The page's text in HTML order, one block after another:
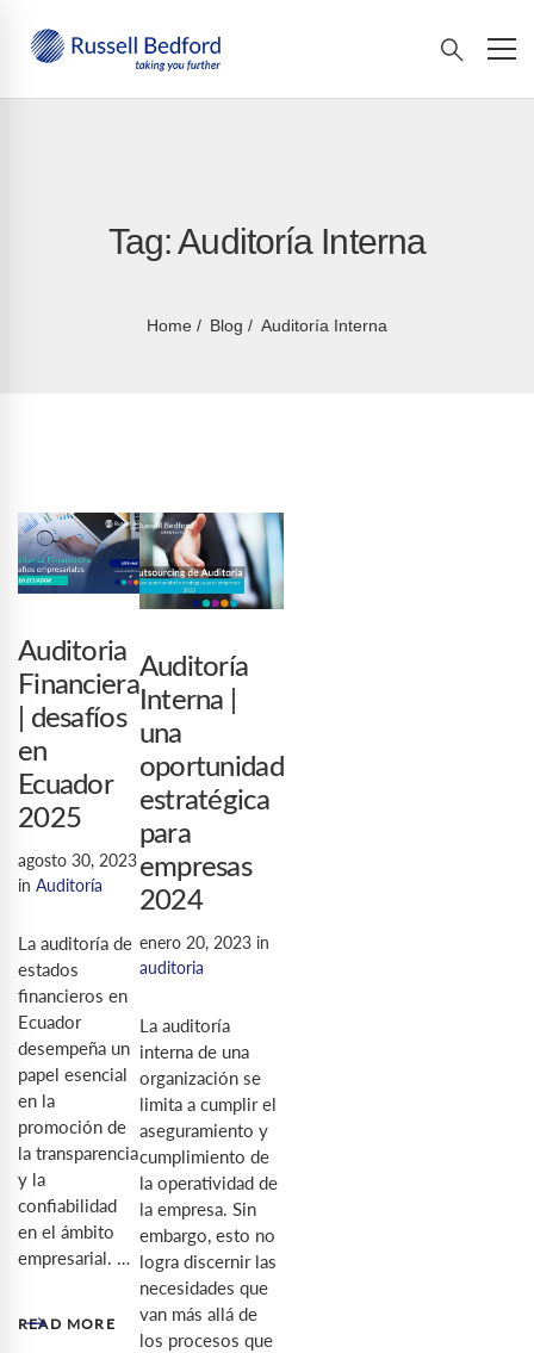
Tag: Auditoría Interna
Home Blog Auditoría Interna
Auditoria
Financiera
| desafíos
en
Ecuador
2025
agosto 30, 2023
in Auditoría
La auditoría de
estados
financieros en
Ecuador
desempeña un
papel esencial
en la
promoción de
la transparencia
y la
confiabilidad
en el ámbito
empresarial. …
READ MORE
Auditoría
Interna |
una
oportunidad
estratégica
para
empresas
2024
enero 20, 2023in
auditoria
La auditoría
interna de una
organización se
limita a cumplir el
aseguramiento y
cumplimiento de
la operatividad de
la empresa. Sin
embargo, esto no
logra discernir las
necesidades que
van más allá de
los procesos que